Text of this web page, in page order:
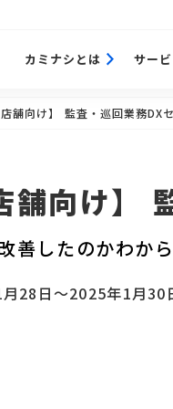
カミナシとは サー
舗向け】 監査・巡回業務DX
舗向け】
善したのかわか
28日〜2025年1月30